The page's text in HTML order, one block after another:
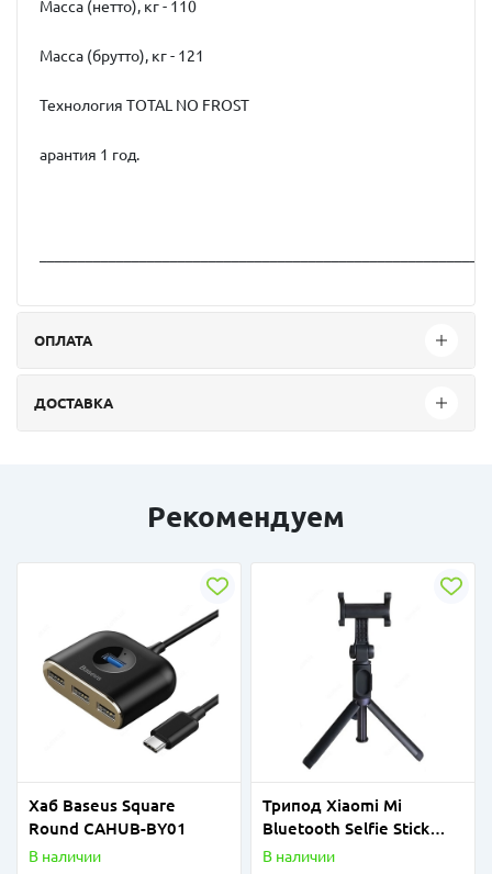
Масса (нетто), кг - 110
Масса (брутто), кг - 121
Технология TOTAL NO FROST
арантия 1 год.
ОПЛАТА
ДОСТАВКА
Рекомендуем
Хаб Baseus Square
Round CAHUB-BY01
В наличии
Трипод Xiaomi Mi
Bluetooth Selfie Stick
Tripod
В наличии